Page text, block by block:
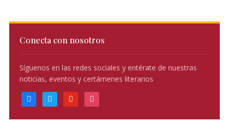
Conecta con nosotros
Síguenos en las redes sociales y entérate de nuestras
noticias, eventos y certámenes literarios
facebooktwitter youtube instagram